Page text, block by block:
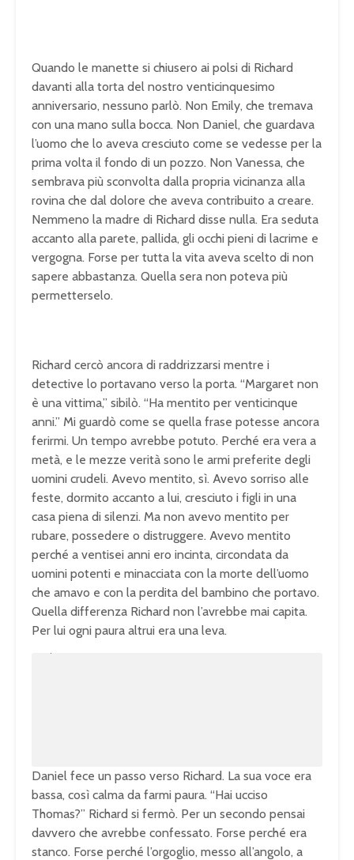
Quando le manette si chiusero ai polsi di Richard
davanti alla torta del nostro venticinquesimo
anniversario, nessuno parlò. Non Emily, che tremava
con una mano sulla bocca. Non Daniel, che guardava
l’uomo che lo aveva cresciuto come se vedesse per la
prima volta il fondo di un pozzo. Non Vanessa, che
sembrava più sconvolta dalla propria vicinanza alla
rovina che dal dolore che aveva contribuito a creare.
Nemmeno la madre di Richard disse nulla. Era seduta
accanto alla parete, pallida, gli occhi pieni di lacrime e
vergogna. Forse per tutta la vita aveva scelto di non
sapere abbastanza. Quella sera non poteva più
permetterselo.
Richard cercò ancora di raddrizzarsi mentre i
detective lo portavano verso la porta. “Margaret non
è una vittima,” sibilò. “Ha mentito per venticinque
anni.” Mi guardò come se quella frase potesse ancora
ferirmi. Un tempo avrebbe potuto. Perché era vera a
metà, e le mezze verità sono le armi preferite degli
uomini crudeli. Avevo mentito, sì. Avevo sorriso alle
feste, dormito accanto a lui, cresciuto i figli in una
casa piena di silenzi. Ma non avevo mentito per
rubare, possedere o distruggere. Avevo mentito
perché a ventisei anni ero incinta, circondata da
uomini potenti e minacciata con la morte dell’uomo
che amavo e con la perdita del bambino che portavo.
Quella differenza Richard non l’avrebbe mai capita.
Per lui ogni paura altrui era una leva.
Daniel fece un passo verso Richard. La sua voce era
bassa, così calma da farmi paura. “Hai ucciso
Thomas?” Richard si fermò. Per un secondo pensai
davvero che avrebbe confessato. Forse perché era
stanco. Forse perché l’orgoglio, messo all’angolo, a